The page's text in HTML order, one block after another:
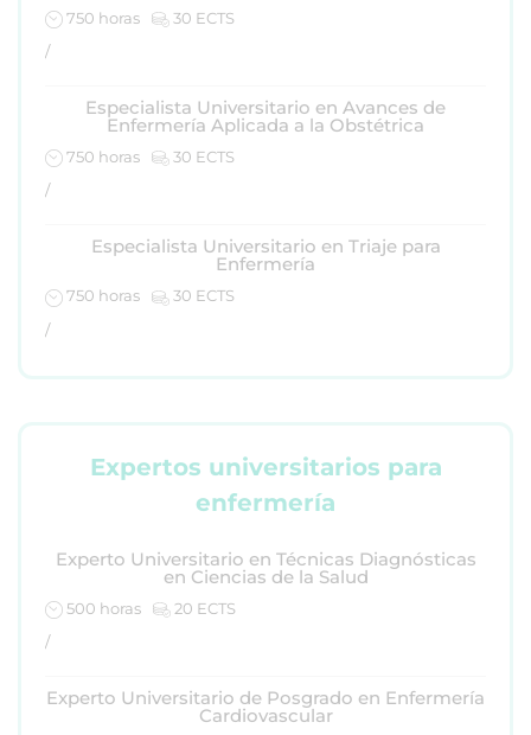
750 horas
30 ECTS
/
Especialista Universitario en Avances de
Enfermería Aplicada a la Obstétrica
750 horas
30 ECTS
/
Especialista Universitario en Triaje para
Enfermería
750 horas
30 ECTS
/
Expertos universitarios para
enfermería
Experto Universitario en Técnicas Diagnósticas
en Ciencias de la Salud
500 horas
20 ECTS
/
Experto Universitario de Posgrado en Enfermería
Cardiovascular